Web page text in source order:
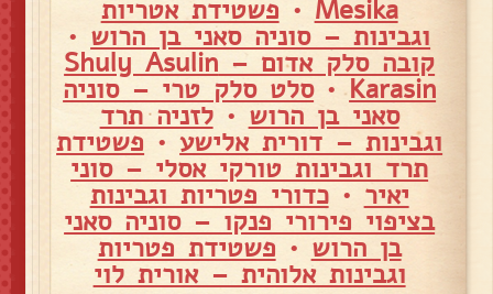
Mesika
• פשטידת אטריות
וגבינות – סוניה סאני בן הרוש •
קובה סלק אדום – Shuly Asulin
Karasin
•סלט סלק טרי – סוניה
סאני בן הרוש •לזניה תרד
וגבינות – דורית אלישע• פשטידת
תרד וגבינות טורקי אסלי – סוני
יאיר •כדורי פטריות וגבינות
בציפוי פירורי פנקו – סוניה סאני
בן הרוש • פשטידת פטריות
וגבינות אלוהית – אורית לוי